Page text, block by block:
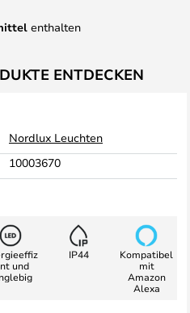
enthalten
ENTDECKEN
Nordlux Leuchten
10003670
und
IP44
Kompatibel
mit
Amazon
Alexa